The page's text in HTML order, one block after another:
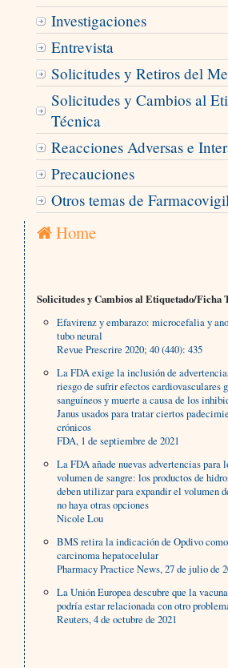
Investigaciones
Entrevista
Solicitudes y Retiros del
Solicitudes y Cambios al
Técnica
Reacciones Adversas e
Precauciones
Otros temas de
Home
Solicitudes y Cambios al Etiquetado/Ficha
Efavirenz y embarazo: microcefalia y
tubo neural
Revue Prescrire 2020; 40 (440): 435
La FDA exige la inclusión de
riesgo de sufrir efectos cardiovasculares
sanguíneos y muerte a causa de los
Janus usados para tratar ciertos
crónicos
FDA, 1 de septiembre de 2021
La FDA añade nuevas advertencias para
volumen de sangre: los productos de
deben utilizar para expandir el volumen
no haya otras opciones
Nicole Lou
BMS retira la indicación de Opdivo
carcinoma hepatocelular
Pharmacy Practice News, 27 de julio de
La Unión Europea descubre que la
podría estar relacionada con otro
Reuters, 4 de octubre de 2021